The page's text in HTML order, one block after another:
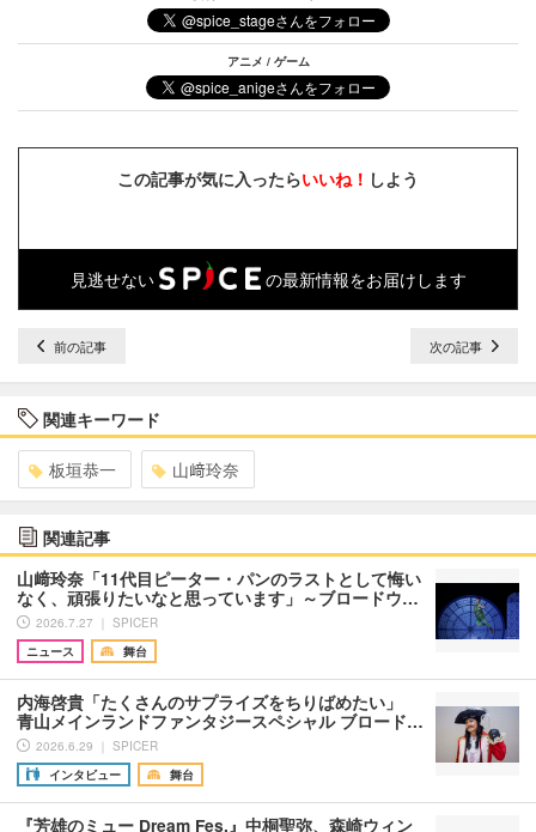
アニメ / ゲーム
この記事が気に入ったらいいね！ しよう
見逃せない の最新情報をお届けします
前の記事 次の記事
関連キーワード
板垣恭一 山﨑玲奈
関連記事
山﨑玲奈「11代目ピーター・パンのラストとして悔い
なく、頑張りたいなと思っています」～ブロードウ…
2026.7.27 ｜ SPICER
ニュース
舞台
内海啓貴「たくさんのサプライズをちりばめたい」
青山メインランドファンタジースペシャル ブロード…
2026.6.29 ｜ SPICER
インタビュー
舞台
『芳雄のミュー Dream Fes.』中桐聖弥、森崎ウィン